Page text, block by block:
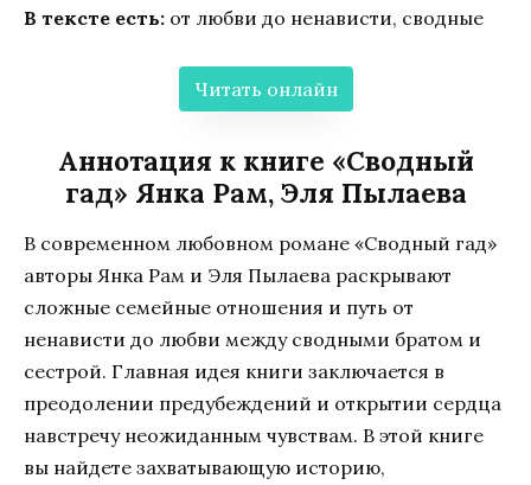
В тексте есть: от любви до ненависти, сводные
Читать онлайн
Аннотация к книге «Сводный
гад» Янка Рам, Эля Пылаева
В современном любовном романе «Сводный гад»
авторы Янка Рам и Эля Пылаева раскрывают
сложные семейные отношения и путь от
ненависти до любви между сводными братом и
сестрой. Главная идея книги заключается в
преодолении предубеждений и открытии сердца
навстречу неожиданным чувствам. В этой книге
вы найдете захватывающую историю,